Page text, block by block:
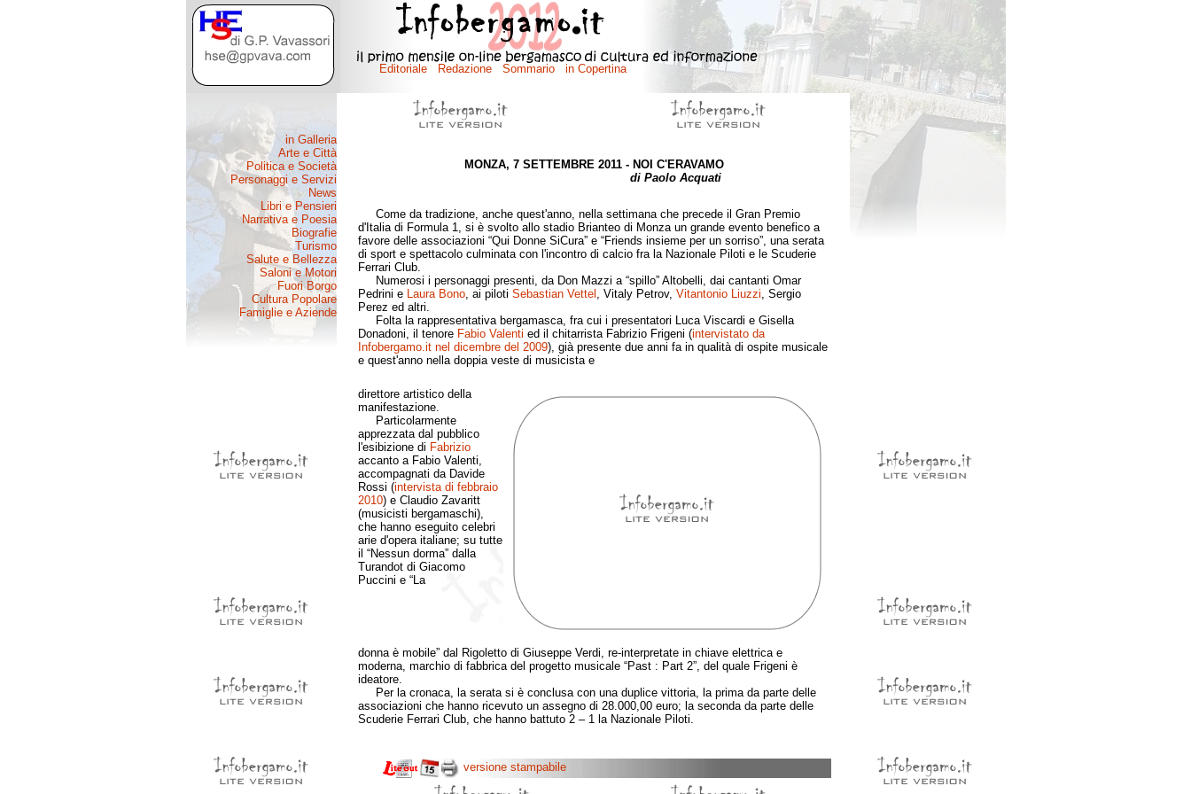
MONZA, 7 SETTEMBRE 2011 - NOI C'ERAVAMO
di Paolo Acquati
Come da tradizione, anche quest'anno, nella settimana che precede il Gran Premio
d'Italia di Formula 1, si è svolto allo stadio Brianteo di Monza un grande evento benefico a
favore delle associazioni “Qui Donne SiCura” e “Friends insieme per un sorriso”, una serata
di sport e spettacolo culminata con l'incontro di calcio fra la Nazionale Piloti e le Scuderie
Ferrari Club.
Numerosi i personaggi presenti, da Don Mazzi a “spillo” Altobelli, dai cantanti Omar
Pedrini e Laura Bono, ai piloti Sebastian Vettel , Vitaly Petrov, Vitantonio Liuzzi, Sergio
Perez ed altri.
Folta la rappresentativa bergamasca, fra cui i presentatori Luca Viscardi e Gisella
Donadoni, il tenore Fabio Valenti ed il chitarrista Fabrizio Frigeni (intervistato da
Infobergamo.it nel dicembre del 2009), già presente due anni fa in qualità di ospite musicale
e quest'anno nella doppia veste di musicista e
direttore artistico della
manifestazione.
Particolarmente
apprezzata dal pubblico
l'esibizione di Fabrizio
accanto a Fabio Valenti,
accompagnati da Davide
Rossi (intervista di febbraio
2010) e Claudio Zavaritt
(musicisti bergamaschi),
che hanno eseguito celebri
arie d'opera italiane; su tutte
il “Nessun dorma” dalla
Turandot di Giacomo
Puccini e “La
donna è mobile” dal Rigoletto di Giuseppe Verdi, re-interpretate in chiave elettrica e
moderna, marchio di fabbrica del progetto musicale “Past : Part 2”, del quale Frigeni è
ideatore.
Per la cronaca, la serata si è conclusa con una duplice vittoria, la prima da parte delle
associazioni che hanno ricevuto un assegno di 28.000,00 euro; la seconda da parte delle
Scuderie Ferrari Club, che hanno battuto 2 – 1 la Nazionale Piloti.
versione stampabile